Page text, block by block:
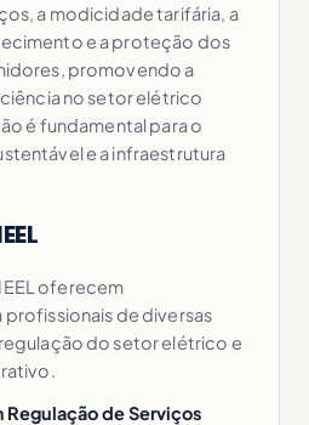
a modicidade tarifária, a
e a proteção dos
promovendo a
no setor elétrico
é fundamental para o
e a infraestrutura
oferecem
de diversas
do setor elétrico e
Regulação de Serviços